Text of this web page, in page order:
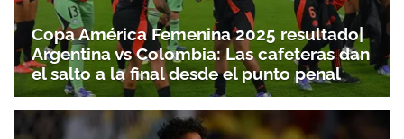
Copa América Femenina 2025 resultado|
Argentina vs Colombia: Las cafeteras dan
el salto a la final desde el punto penal